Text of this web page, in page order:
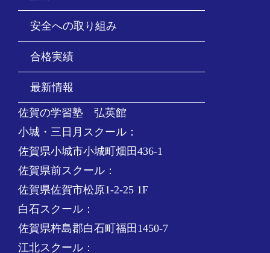
安全への取り組み
合格実績
最新情報
佐賀の学習塾 弘英館
小城・三日月スクール：
佐賀県小城市小城町畑田436-1
佐賀県前スクール：
佐賀県佐賀市松原1-2-25 1F
白石スクール：
佐賀県杵島郡白石町福田1450-7
江北スクール：